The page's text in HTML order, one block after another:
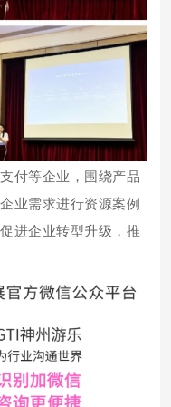
付等企业，围绕产品
业需求进行资源案例
进企业转型升级，推